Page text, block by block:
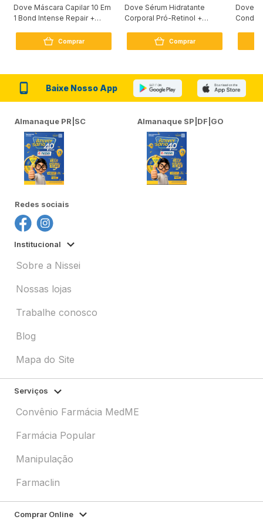
Dove Máscara Capilar 10 Em
1 Bond Intense Repair +
Comprar
Dove Sérum Hidratante
Corporal Pró-Retinol +
Comprar
Dove
Baixe Nosso App
Almanaque PR|SC Almanaque SP|DF|GO
Redes sociais
Institucional
Sobre a Nissei
Nossas lojas
Trabalhe conosco
Blog
Mapa do Site
Serviços
Convênio Farmácia MedME
Farmácia Popular
Manipulação
Farmaclin
Comprar Online